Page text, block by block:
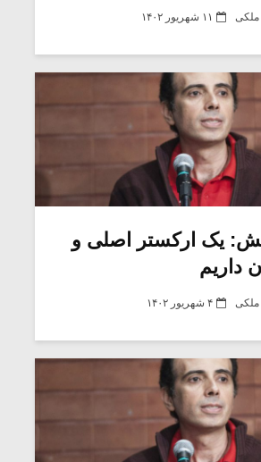
۱۱ شهریور ۱۴۰۲
یک ارکستر اصلی و
داریم
۴ شهریور ۱۴۰۲
و نیم»
نمی توانی
باشی،
ترین باش
سکانسی